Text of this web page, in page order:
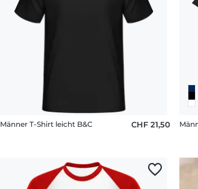
Männer T-Shirt leicht B&C CHF 21,50